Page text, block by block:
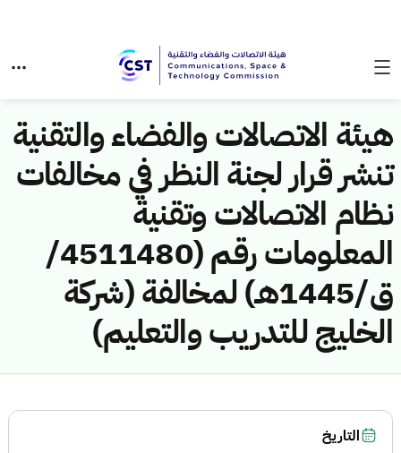
هيئة الاتصالات والفضاء والتقنية
تنشر قرار لجنة النظر في مخالفات
نظام الاتصالات وتقنية
المعلومات رقم (4511480/
ق/1445هـ) لمخالفة (شركة
الخليج للتدريب والتعليم)
التاريخ